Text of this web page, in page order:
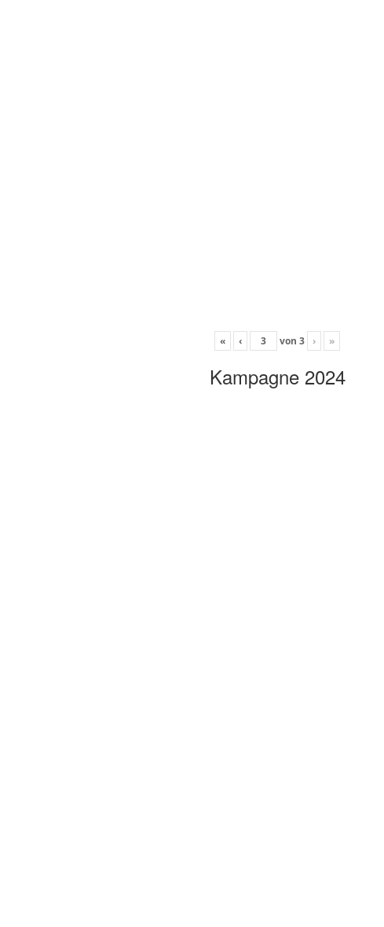
« ‹ von 3 › »
Kampagne 2024